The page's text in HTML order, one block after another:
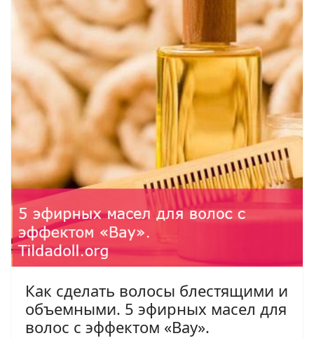
Как сделать волосы блестящими и
объемными. 5 эфирных масел для
волос с эффектом «Вау».